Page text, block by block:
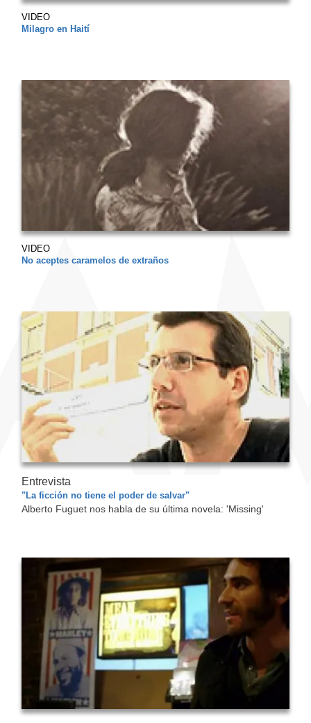
VIDEO
Milagro en Haití
VIDEO
No aceptes caramelos de extraños
Entrevista
"La ficción no tiene el poder de salvar"
Alberto Fuguet nos habla de su última novela: 'Missing'